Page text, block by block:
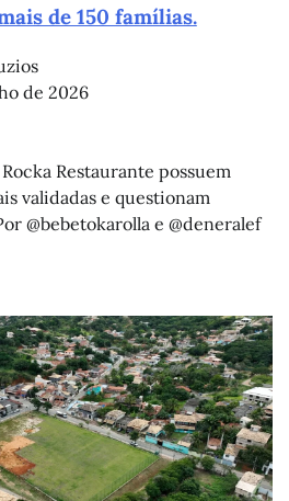
de 150 famílias.
de 2026
Restaurante possuem
validadas e questionam
@bebetokarolla e @deneralef